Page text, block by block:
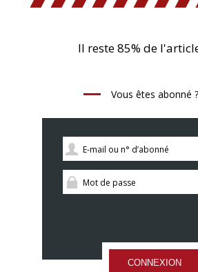
Il reste 85% de
Vous êtes abonné ?
CONNEXION